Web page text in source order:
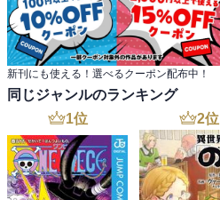
新刊にも使える！選べるクーポン配布中！
同じジャンルのランキング
1位 2位